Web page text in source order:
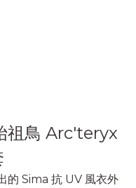
祖鳥 Arc'teryx
的 Sima 抗 UV 風衣外